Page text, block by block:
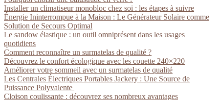
Installer un climatiseur monobloc chez soi : les étapes à suivre
Énergie Ininterrompue à la Maison : Le Générateur Solaire comme
Solution de Secours Optimal
Le sandow élastique : un outil omniprésent dans les usages
quotidiens
Comment reconnaître un surmatelas de qualité ?
Découvrez le confort écologique avec les couette 240×220
Améliorer votre sommeil avec un surmatelas de qualité
Les Centrales Électriques Portables Jackery : Une Source de
Puissance Polyvalente
Cloison coulissante : découvrez ses nombreux avantages